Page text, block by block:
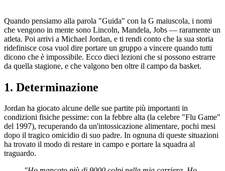
Quando pensiamo alla parola "Guida" con la G maiuscola, i nomi
che vengono in mente sono Lincoln, Mandela, Jobs — raramente un
atleta. Poi arrivi a Michael Jordan, e ti rendi conto che la sua storia
ridefinisce cosa vuol dire portare un gruppo a vincere quando tutti
dicono che è impossibile. Ecco dieci lezioni che si possono estrarre
da quella stagione, e che valgono ben oltre il campo da basket.
1. Determinazione
Jordan ha giocato alcune delle sue partite più importanti in
condizioni fisiche pessime: con la febbre alta (la celebre "Flu Game"
del 1997), recuperando da un'intossicazione alimentare, pochi mesi
dopo il tragico omicidio di suo padre. In ognuna di queste situazioni
ha trovato il modo di restare in campo e portare la squadra al
traguardo.